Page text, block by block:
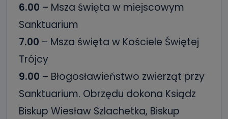
6.00 – Msza święta w miejscowym
Sanktuarium
7.00 – Msza święta w Kościele Świętej
Trójcy
9.00 – Błogosławieństwo zwierząt przy
Sanktuarium. Obrzędu dokona Ksiądz
Biskup Wiesław Szlachetka, Biskup